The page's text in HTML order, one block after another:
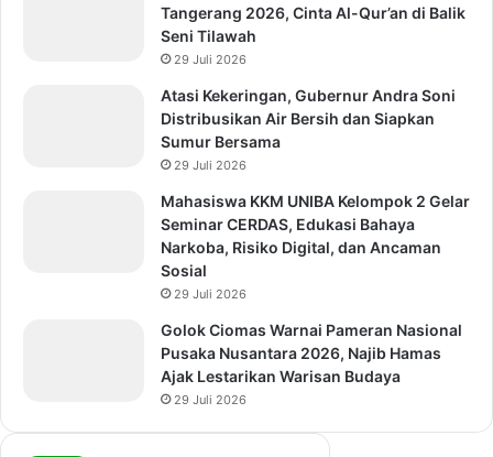
Tangerang 2026, Cinta Al-Qur’an di Balik
Seni Tilawah
29 Juli 2026
Atasi Kekeringan, Gubernur Andra Soni
Distribusikan Air Bersih dan Siapkan
Sumur Bersama
29 Juli 2026
Mahasiswa KKM UNIBA Kelompok 2 Gelar
Seminar CERDAS, Edukasi Bahaya
Narkoba, Risiko Digital, dan Ancaman
Sosial
29 Juli 2026
Golok Ciomas Warnai Pameran Nasional
Pusaka Nusantara 2026, Najib Hamas
Ajak Lestarikan Warisan Budaya
29 Juli 2026